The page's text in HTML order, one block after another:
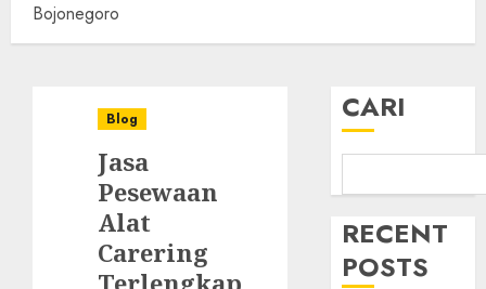
Bojonegoro
Blog
Jasa
Pesewaan
Alat
Carering
Terlengkap
CARI
RECENT
POSTS